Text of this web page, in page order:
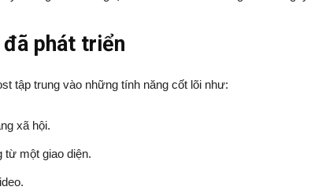
đã phát triển
tập trung vào những tính năng cốt lõi như:
xã hội.
từ một giao diện.